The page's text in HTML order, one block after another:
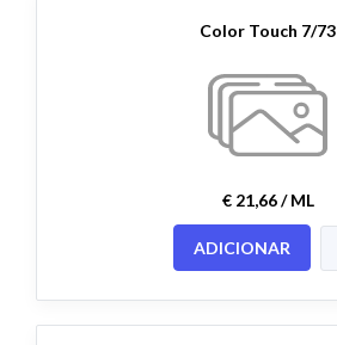
Color Touch 7/73
€ 21,66 / ML
ADICIONAR